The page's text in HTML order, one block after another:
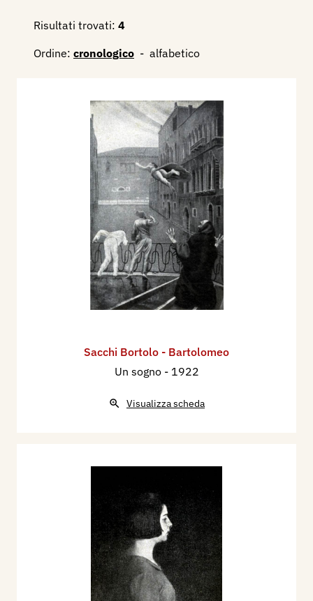
Risultati trovati: 4
Ordine: cronologico - alfabetico
Sacchi Bortolo - Bartolomeo
Un sogno - 1922
Visualizza scheda